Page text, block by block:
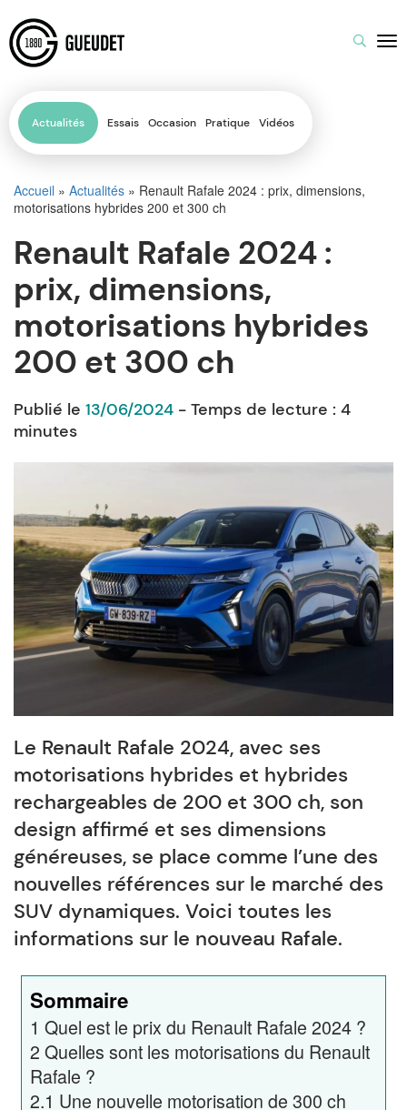
Actualités Essais Occasion Pratique Vidéos
Accueil » Actualités » Renault Rafale 2024 : prix, dimensions,
motorisations hybrides 200 et 300 ch
Renault Rafale 2024 :
prix, dimensions,
motorisations hybrides
200 et 300 ch
Publié le 13/06/2024 - Temps de lecture : 4
minutes
Le Renault Rafale 2024, avec ses
motorisations hybrides et hybrides
rechargeables de 200 et 300 ch, son
design affirmé et ses dimensions
généreuses, se place comme l’une des
nouvelles références sur le marché des
SUV dynamiques. Voici toutes les
informations sur le nouveau Rafale.
Sommaire
1 Quel est le prix du Renault Rafale 2024 ?
2 Quelles sont les motorisations du Renault
Rafale ?
2.1 Une nouvelle motorisation de 300 ch